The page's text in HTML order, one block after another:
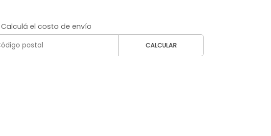
el costo de envío
CALCULAR